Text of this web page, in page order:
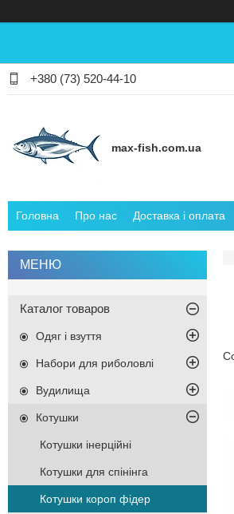
+380 (73) 520-44-10
max-fish.com.ua
Головна Про нас Доставка і оплата
Каталог товаров
Одяг і взуття
Набори для риболовлі
Вудилища
Котушки
Котушки інерційні
Котушки для спінінга
Котушки короп фідер